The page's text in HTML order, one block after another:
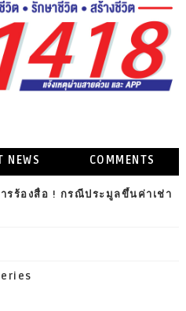
NEWS COMMENTS
รร้องสื่อ ! กรณีประมูลขึ้นค่าเช่า